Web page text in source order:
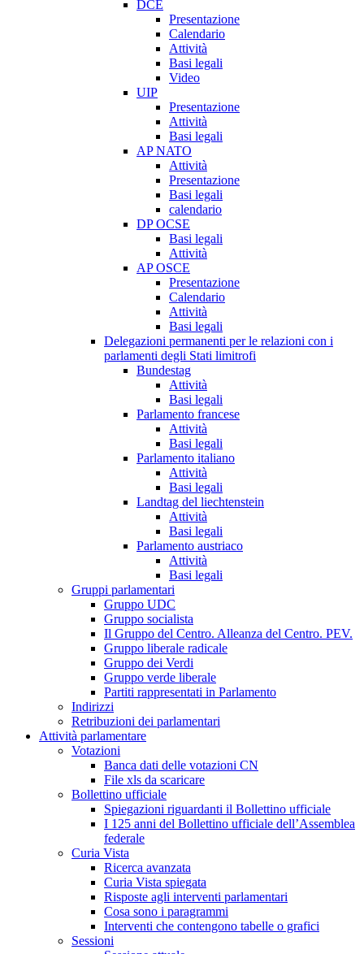
DCE
Presentazione
Calendario
Attività
Basi legali
Video
UIP
Presentazione
Attività
Basi legali
AP NATO
Attività
Presentazione
Basi legali
calendario
DP OCSE
Basi legali
Attività
AP OSCE
Presentazione
Calendario
Attività
Basi legali
Delegazioni permanenti per le relazioni con i
parlamenti degli Stati limitrofi
Bundestag
Attività
Basi legali
Parlamento francese
Attività
Basi legali
Parlamento italiano
Attività
Basi legali
Landtag del liechtenstein
Attività
Basi legali
Parlamento austriaco
Attività
Basi legali
Gruppi parlamentari
Gruppo UDC
Gruppo socialista
Il Gruppo del Centro. Alleanza del Centro. PEV.
Gruppo liberale radicale
Gruppo dei Verdi
Gruppo verde liberale
Partiti rappresentati in Parlamento
Indirizzi
Retribuzioni dei parlamentari
Attività parlamentare
Votazioni
Banca dati delle votazioni CN
File xls da scaricare
Bollettino ufficiale
Spiegazioni riguardanti il Bollettino ufficiale
I 125 anni del Bollettino ufficiale dell’Assemblea
federale
Curia Vista
Ricerca avanzata
Curia Vista spiegata
Risposte agli interventi parlamentari
Cosa sono i paragrammi
Interventi che contengono tabelle o grafici
Sessioni